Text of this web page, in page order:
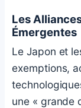
Les
Émergentes
Le Japon et
exemptions,
une « grande